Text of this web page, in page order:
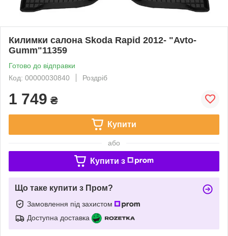
Килимки салона Skoda Rapid 2012- "Avto-
Gumm"11359
Готово до відправки
Код: 00000030840
Роздріб
1 749 ₴
Купити
або
Купити з
Що таке купити з Пром?
Замовлення під захистом
Доступна доставка